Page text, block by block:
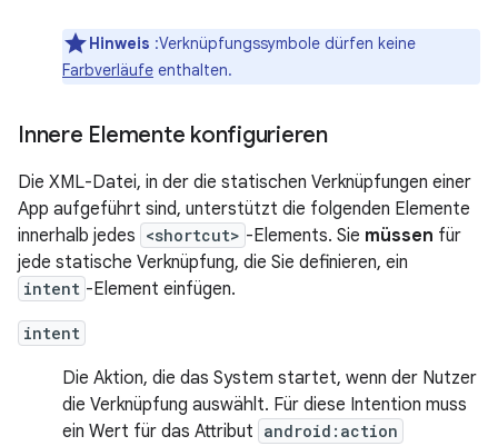
Hinweis :Verknüpfungssymbole dürfen keine
Farbverläufe enthalten.
Innere Elemente konfigurieren
Die XML-Datei, in der die statischen Verknüpfungen einer
App aufgeführt sind, unterstützt die folgenden Elemente
innerhalb jedes <shortcut> -Elements. Sie müssen für
jede statische Verknüpfung, die Sie definieren, ein
intent -Element einfügen.
intent
Die Aktion, die das System startet, wenn der Nutzer
die Verknüpfung auswählt. Für diese Intention muss
ein Wert für das Attribut android:action